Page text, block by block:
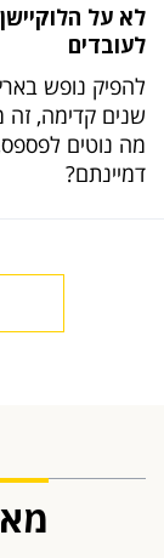
לא על
לעובדים
להפיק נופש
שנים קדימה,
מה נוטים
דמיינתם?